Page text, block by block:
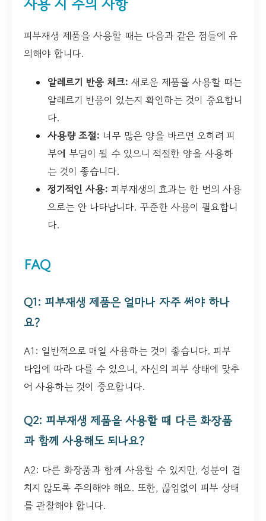
피부재생 제품을 사용할 때는 다음과 같은 점들에 유
의해야 합니다.
알레르기 반응 체크: 새로운 제품을 사용할 때는
알레르기 반응이 있는지 확인하는 것이 중요합니
다.
사용량 조절: 너무 많은 양을 바르면 오히려 피
부에 부담이 될 수 있으니 적절한 양을 사용하
는 것이 좋습니다.
정기적인 사용: 피부재생의 효과는 한 번의 사용
으로는 안 나타납니다. 꾸준한 사용이 필요합니
다.
FAQ
Q1: 피부재생 제품은 얼마나 자주 써야 하나
요?
A1: 일반적으로 매일 사용하는 것이 좋습니다. 피부
타입에 따라 다를 수 있으니, 자신의 피부 상태에 맞추
어 사용하는 것이 중요합니다.
Q2: 피부재생 제품을 사용할 때 다른 화장품
과 함께 사용해도 되나요?
A2: 다른 화장품과 함께 사용할 수 있지만, 성분이 겹
치지 않도록 주의해야 해요. 또한, 끊임없이 피부 상태
를 관찰해야 합니다.